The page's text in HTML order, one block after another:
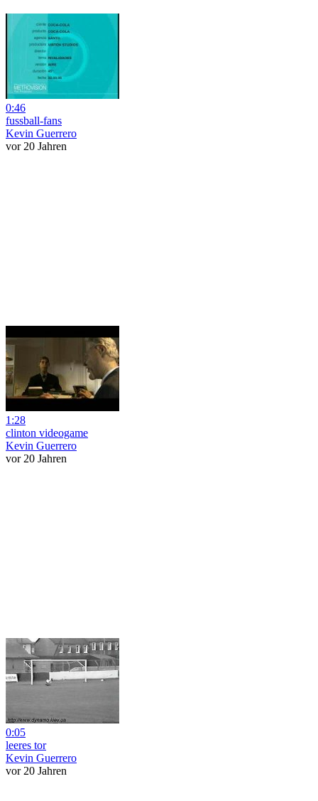
0:46
fussball-fans
Kevin Guerrero
vor 20 Jahren
1:28
clinton videogame
Kevin Guerrero
vor 20 Jahren
0:05
leeres tor
Kevin Guerrero
vor 20 Jahren